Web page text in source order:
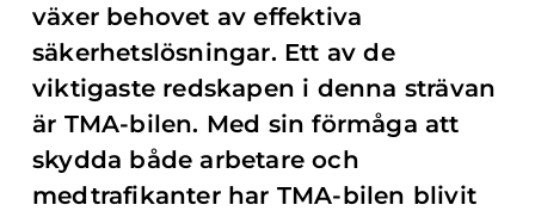
växer behovet av effektiva
säkerhetslösningar. Ett av de
viktigaste redskapen i denna strävan
är TMA-bilen. Med sin förmåga att
skydda både arbetare och
medtrafikanter har TMA-bilen blivit